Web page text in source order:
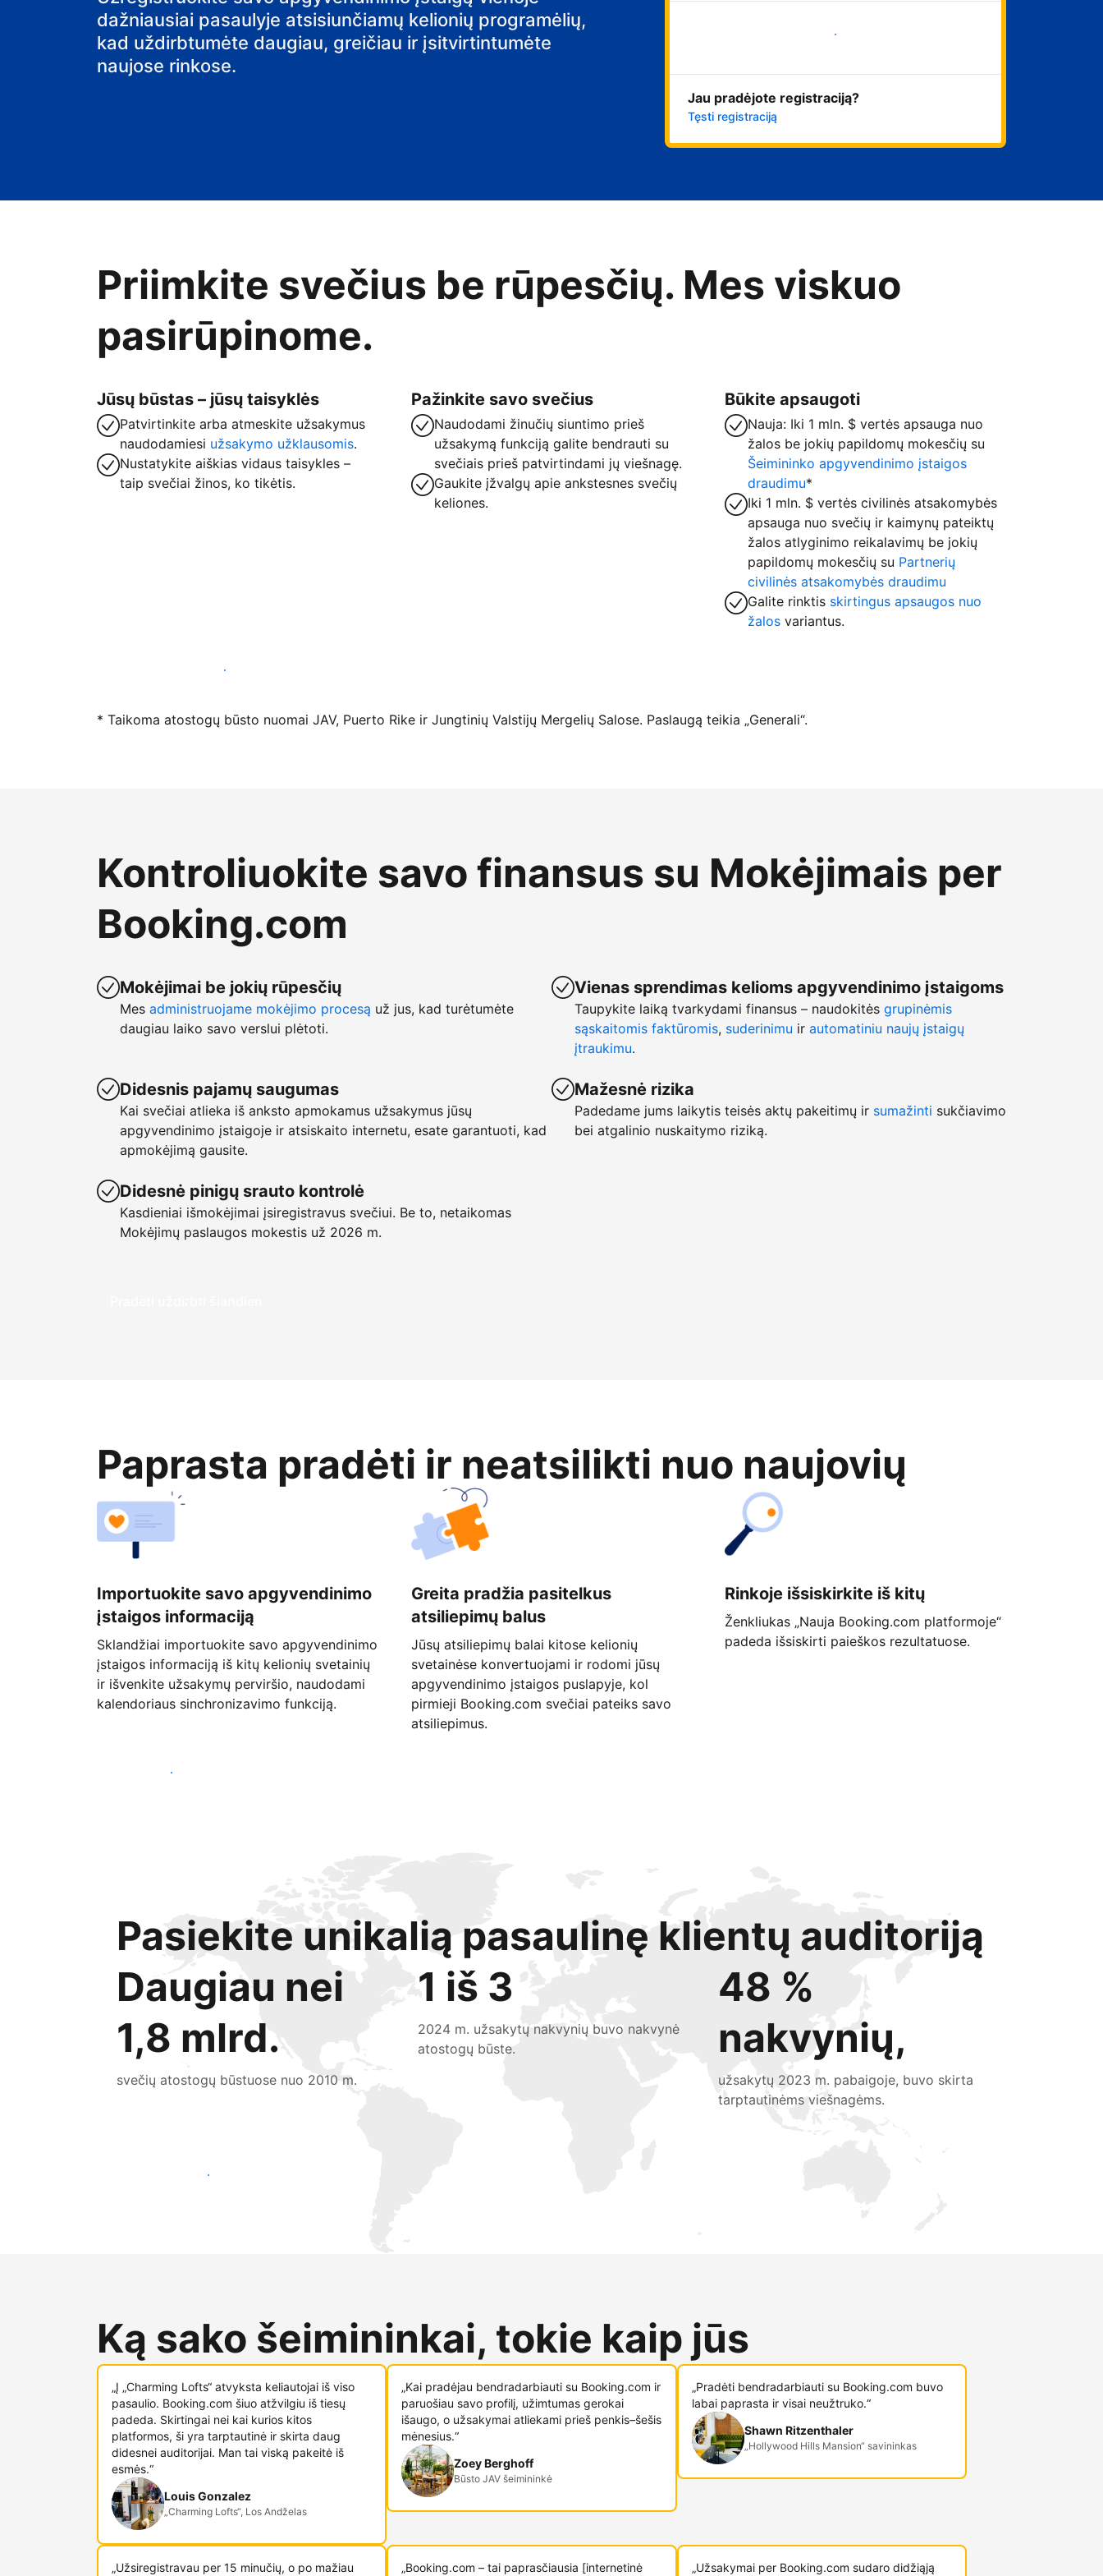
namus
dažniausiai pasaulyje atsisiunčiamų kelionių programėlių,
kad uždirbtumėte daugiau, greičiau ir įsitvirtintumėte
naujose rinkose.
Pradėti
Jau pradėjote registraciją?
Tęsti registraciją
Priimkite svečius be rūpesčių. Mes viskuo
pasirūpinome.
Jūsų būstas – jūsų taisyklės
Patvirtinkite arba atmeskite užsakymus
naudodamiesi užsakymo užklausomis.
Nustatykite aiškias vidaus taisykles –
taip svečiai žinos, ko tikėtis.
Pažinkite savo svečius
Naudodami žinučių siuntimo prieš
užsakymą funkciją galite bendrauti su
svečiais prieš patvirtindami jų viešnagę.
Gaukite įžvalgų apie ankstesnes svečių
keliones.
Būkite apsaugoti
Nauja: Iki 1 mln. $ vertės apsauga nuo
žalos be jokių papildomų mokesčių su
Šeimininko apgyvendinimo įstaigos
draudimu*
Iki 1 mln. $ vertės civilinės atsakomybės
apsauga nuo svečių ir kaimynų pateiktų
žalos atlyginimo reikalavimų be jokių
papildomų mokesčių su Partnerių
civilinės atsakomybės draudimu
Galite rinktis skirtingus apsaugos nuo
žalos variantus.
Registruotis mūsų platformoje dabar
* Taikoma atostogų būsto nuomai JAV, Puerto Rike ir Jungtinių Valstijų Mergelių Salose. Paslaugą teikia „Generali“.
Kontroliuokite savo finansus su Mokėjimais per
Booking.com
Mokėjimai be jokių rūpesčių
Mes administruojame mokėjimo procesą už jus, kad turėtumėte
daugiau laiko savo verslui plėtoti.
Didesnis pajamų saugumas
Kai svečiai atlieka iš anksto apmokamus užsakymus jūsų
apgyvendinimo įstaigoje ir atsiskaito internetu, esate garantuoti, kad
apmokėjimą gausite.
Didesnė pinigų srauto kontrolė
Kasdieniai išmokėjimai įsiregistravus svečiui. Be to, netaikomas
Mokėjimų paslaugos mokestis už 2026 m.
Vienas sprendimas kelioms apgyvendinimo įstaigoms
Taupykite laiką tvarkydami finansus – naudokitės grupinėmis
sąskaitomis faktūromis, suderinimu ir automatiniu naujų įstaigų
įtraukimu.
Mažesnė rizika
Padedame jums laikytis teisės aktų pakeitimų ir sumažinti sukčiavimo
bei atgalinio nuskaitymo riziką.
Pradėti uždirbti šiandien
Paprasta pradėti ir neatsilikti nuo naujovių
Importuokite savo apgyvendinimo
įstaigos informaciją
Sklandžiai importuokite savo apgyvendinimo
įstaigos informaciją iš kitų kelionių svetainių
ir išvenkite užsakymų perviršio, naudodami
kalendoriaus sinchronizavimo funkciją.
Greita pradžia pasitelkus
atsiliepimų balus
Jūsų atsiliepimų balai kitose kelionių
svetainėse konvertuojami ir rodomi jūsų
apgyvendinimo įstaigos puslapyje, kol
pirmieji Booking.com svečiai pateiks savo
atsiliepimus.
Rinkoje išsiskirkite iš kitų
Ženkliukas „Nauja Booking.com platformoje“
padeda išsiskirti paieškos rezultatuose.
Pradėti jau šiandien
Pasiekite unikalią pasaulinę klientų auditoriją
Daugiau nei
1,8 mlrd.
svečių atostogų būstuose nuo 2010 m.
1 iš 3
2024 m. užsakytų nakvynių buvo nakvynė
atostogų būste.
48 %
nakvynių,
užsakytų 2023 m. pabaigoje, buvo skirta
tarptautinėms viešnagėms.
Pritraukti naujų svečių šiandien
Ką sako šeimininkai, tokie kaip jūs
„Į „Charming Lofts“ atvyksta keliautojai iš viso
pasaulio. Booking.com šiuo atžvilgiu iš tiesų
padeda. Skirtingai nei kai kurios kitos
platformos, ši yra tarptautinė ir skirta daug
didesnei auditorijai. Man tai viską pakeitė iš
esmės.“
Louis Gonzalez
„Charming Lofts“, Los Andželas
„Kai pradėjau bendradarbiauti su Booking.com ir
paruošiau savo profilį, užimtumas gerokai
išaugo, o užsakymai atliekami prieš penkis–šešis
mėnesius.“
Zoey Berghoff
Būsto JAV šeimininkė
„Pradėti bendradarbiauti su Booking.com buvo
labai paprasta ir visai neužtruko.“
Shawn Ritzenthaler
„Hollywood Hills Mansion“ savininkas
„Užsiregistravau per 15 minučių, o po mažiau „Booking.com – tai paprasčiausia [internetinė „Užsakymai per Booking.com sudaro didžiąją